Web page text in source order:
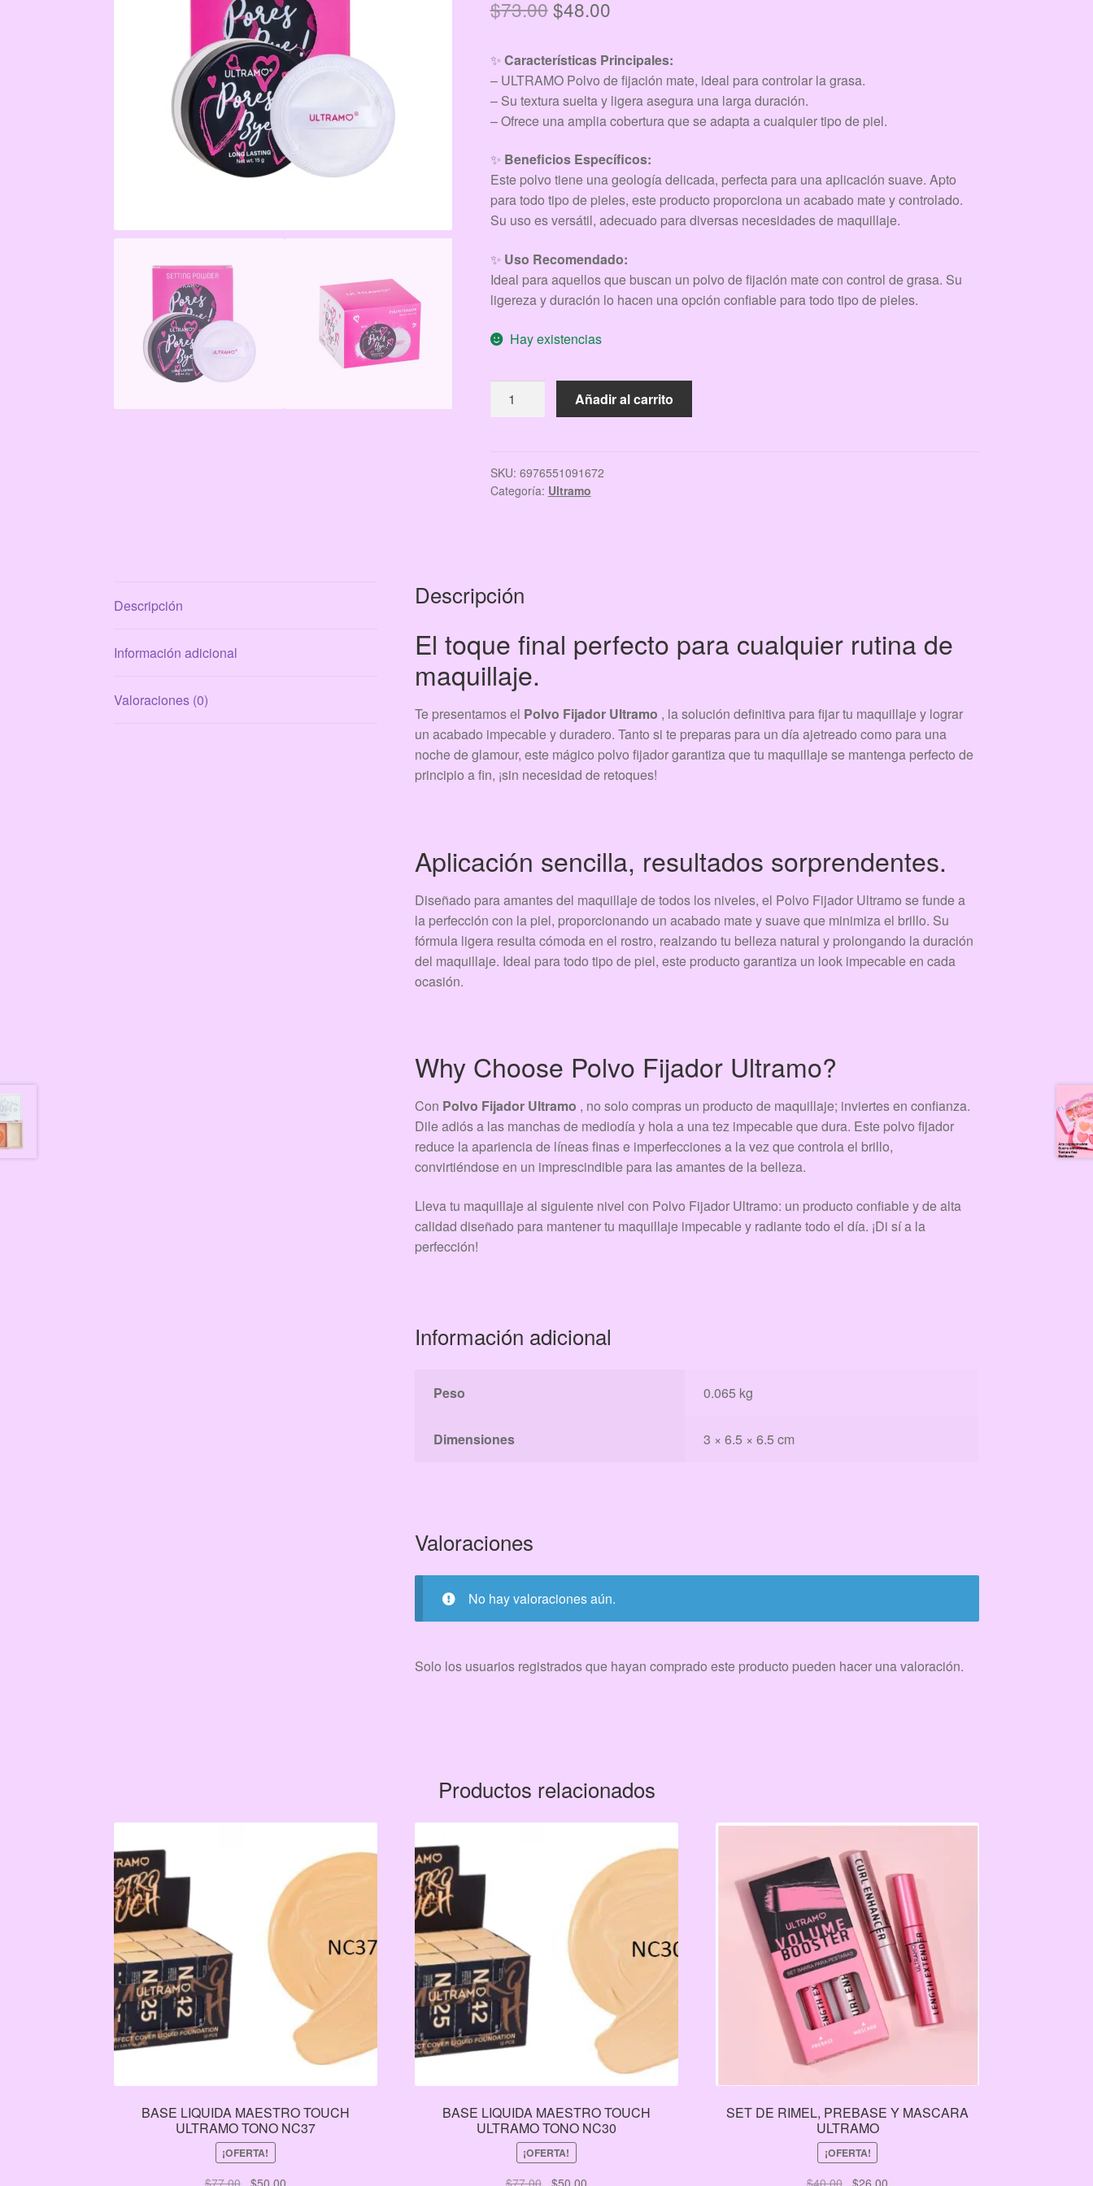
$73.00El
original
era:
$73.00.
$48.00El
actual
es:
$48.00.
✨ Características Principales:
– ULTRAMO Polvo de fijación mate, ideal para controlar la grasa.
– Su textura suelta y ligera asegura una larga duración.
– Ofrece una amplia cobertura que se adapta a cualquier tipo de piel.
✨ Beneficios Específicos:
Este polvo tiene una geología delicada, perfecta para una aplicación suave. Apto
para todo tipo de pieles, este producto proporciona un acabado mate y controlado.
Su uso es versátil, adecuado para diversas necesidades de maquillaje.
✨ Uso Recomendado:
Ideal para aquellos que buscan un polvo de fijación mate con control de grasa. Su
ligereza y duración lo hacen una opción confiable para todo tipo de pieles.
Hay existencias
FIJADOR
Añadir al carrito
SKU: 6976551091672
Categoría: Ultramo
Descripción
Información adicional
Valoraciones (0)
Descripción
El toque final perfecto para cualquier rutina de
maquillaje.
Te presentamos el Polvo Fijador Ultramo , la solución definitiva para fijar tu maquillaje y lograr
un acabado impecable y duradero. Tanto si te preparas para un día ajetreado como para una
noche de glamour, este mágico polvo fijador garantiza que tu maquillaje se mantenga perfecto de
principio a fin, ¡sin necesidad de retoques!
Aplicación sencilla, resultados sorprendentes.
Diseñado para amantes del maquillaje de todos los niveles, el Polvo Fijador Ultramo se funde a
la perfección con la piel, proporcionando un acabado mate y suave que minimiza el brillo. Su
fórmula ligera resulta cómoda en el rostro, realzando tu belleza natural y prolongando la duración
del maquillaje. Ideal para todo tipo de piel, este producto garantiza un look impecable en cada
ocasión.
Why Choose Polvo Fijador Ultramo?
Con Polvo Fijador Ultramo , no solo compras un producto de maquillaje; inviertes en confianza.
Dile adiós a las manchas de mediodía y hola a una tez impecable que dura. Este polvo fijador
reduce la apariencia de líneas finas e imperfecciones a la vez que controla el brillo,
convirtiéndose en un imprescindible para las amantes de la belleza.
Lleva tu maquillaje al siguiente nivel con Polvo Fijador Ultramo: un producto confiable y de alta
calidad diseñado para mantener tu maquillaje impecable y radiante todo el día. ¡Di sí a la
perfección!
Información adicional
Peso 0.065 kg
Dimensiones 3 × 6.5 × 6.5 cm
Valoraciones
No hay valoraciones aún.
Solo los usuarios registrados que hayan comprado este producto pueden hacer una valoración.
Productos relacionados
BASE LIQUIDA MAESTRO TOUCH
ULTRAMO TONO NC37
¡OFERTA!
$77.00 El$50.00
BASE LIQUIDA MAESTRO TOUCH
ULTRAMO TONO NC30
¡OFERTA!
$77.00 El$50.00
SET DE RIMEL, PREBASE Y MASCARA
ULTRAMO
¡OFERTA!
$40.00 El$26.00